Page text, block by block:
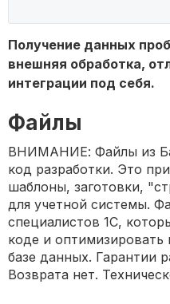
Получение данных
внешняя обработка,
интеграции под себя.
Файлы
ВНИМАНИЕ: Файлы из
код разработки. Это
шаблоны, заготовки,
для учетной системы.
специалистов 1С,
коде и оптимизировать
базе данных. Гарантии
Возврата нет.